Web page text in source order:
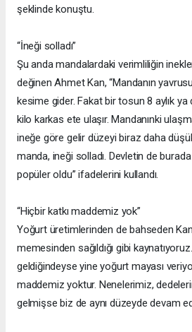
şeklinde konuştu.
“İneği solladı”
Şu anda mandalardaki verimliliğin
değinen Ahmet Kan, “Mandanın
kesime gider. Fakat bir tosun 8 aylık ya
kilo karkas ete ulaşır. Mandanınki
ineğe göre gelir düzeyi biraz daha
manda, ineği solladı. Devletin de
popüler oldu” ifadelerini kullandı.
“Hiçbir katkı maddemiz yok”
Yoğurt üretimlerinden de bahseden
memesinden sağıldığı gibi
geldiğindeyse yine yoğurt mayası
maddemiz yoktur. Nenelerimiz,
gelmişse biz de aynı düzeyde devam